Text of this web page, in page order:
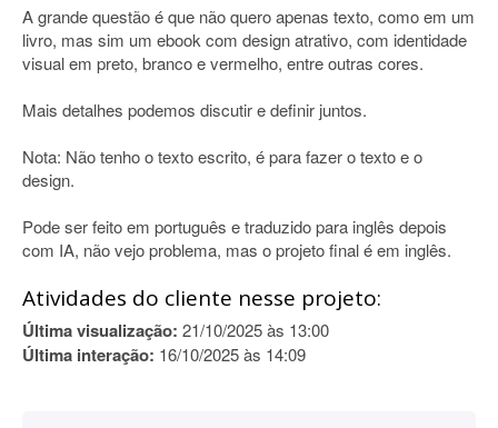
A grande questão é que não quero apenas texto, como em um
livro, mas sim um ebook com design atrativo, com identidade
visual em preto, branco e vermelho, entre outras cores.
Mais detalhes podemos discutir e definir juntos.
Nota: Não tenho o texto escrito, é para fazer o texto e o
design.
Pode ser feito em português e traduzido para inglês depois
com IA, não vejo problema, mas o projeto final é em inglês.
Atividades do cliente nesse projeto:
Última visualização: 21/10/2025 às 13:00
Última interação: 16/10/2025 às 14:09